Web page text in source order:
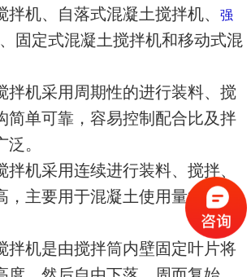
拌机、自落式混凝土搅拌机、
强
、固定式混凝土搅拌机和移动式混
拌机采用周期性的进行装料、搅
简单可靠，容易控制配合比及拌
。
拌机采用连续进行装料、搅拌、
，主要用于混凝土使用量很大的
拌机是由搅拌筒内壁固定叶片将